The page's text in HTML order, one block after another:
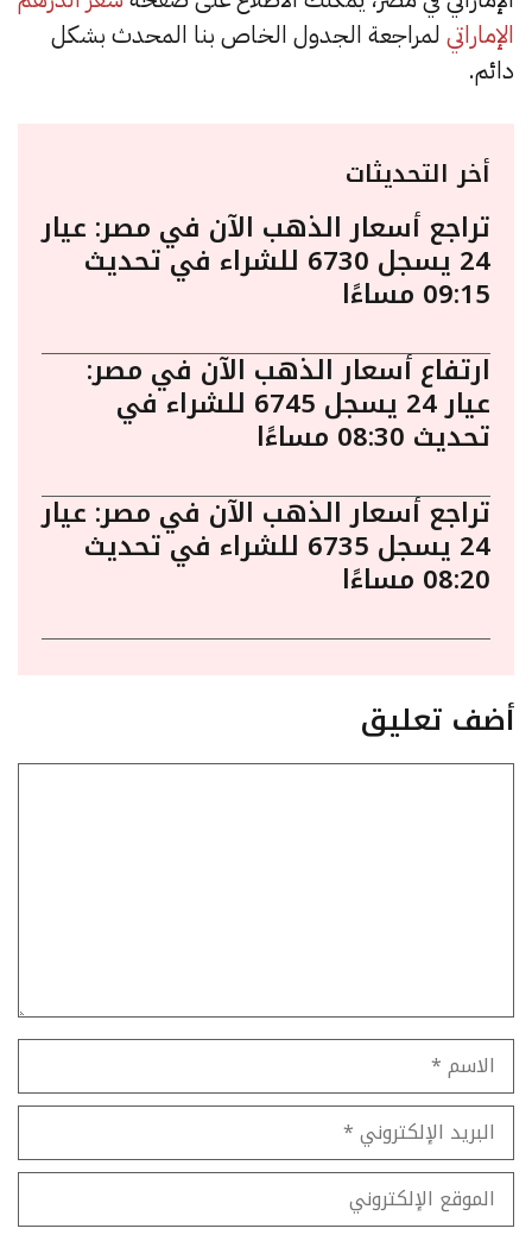
الإماراتي لمراجعة الجدول الخاص بنا المحدث بشكل
دائم.
أخر التحديثات
تراجع أسعار الذهب الآن في مصر: عيار
24 يسجل 6730 للشراء في تحديث
09:15 مساءًا
ارتفاع أسعار الذهب الآن في مصر:
عيار 24 يسجل 6745 للشراء في
تحديث 08:30 مساءًا
تراجع أسعار الذهب الآن في مصر: عيار
24 يسجل 6735 للشراء في تحديث
08:20 مساءًا
أضف تعليق
الاسم
البريد
الإلكتروني
الموقع
الإلكتروني